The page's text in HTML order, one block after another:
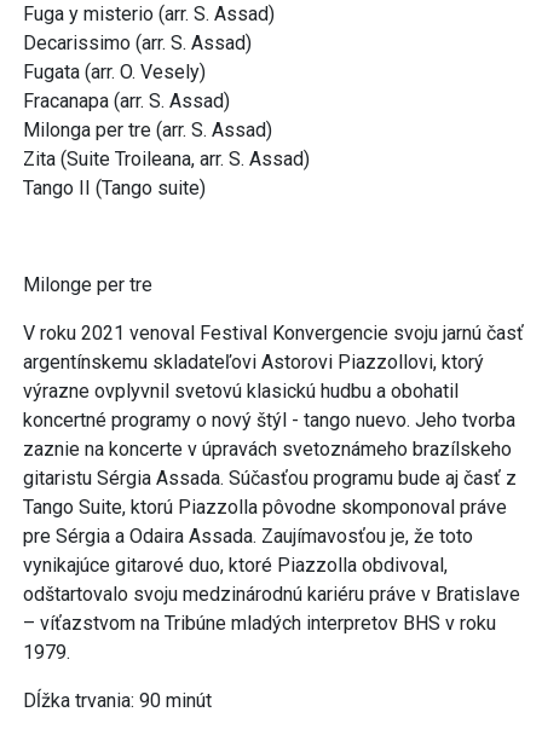
Fuga y misterio (arr. S. Assad)
Decarissimo (arr. S. Assad)
Fugata (arr. O. Vesely)
Fracanapa (arr. S. Assad)
Milonga per tre (arr. S. Assad)
Zita (Suite Troileana, arr. S. Assad)
Tango II (Tango suite)
Milonge per tre
V roku 2021 venoval Festival Konvergencie svoju jarnú časť
argentínskemu skladateľovi Astorovi Piazzollovi, ktorý
výrazne ovplyvnil svetovú klasickú hudbu a obohatil
koncertné programy o nový štýl - tango nuevo. Jeho tvorba
zaznie na koncerte v úpravách svetoznámeho brazílskeho
gitaristu Sérgia Assada. Súčasťou programu bude aj časť z
Tango Suite, ktorú Piazzolla pôvodne skomponoval práve
pre Sérgia a Odaira Assada. Zaujímavosťou je, že toto
vynikajúce gitarové duo, ktoré Piazzolla obdivoval,
odštartovalo svoju medzinárodnú kariéru práve v Bratislave
– víťazstvom na Tribúne mladých interpretov BHS v roku
1979.
Dĺžka trvania: 90 minút